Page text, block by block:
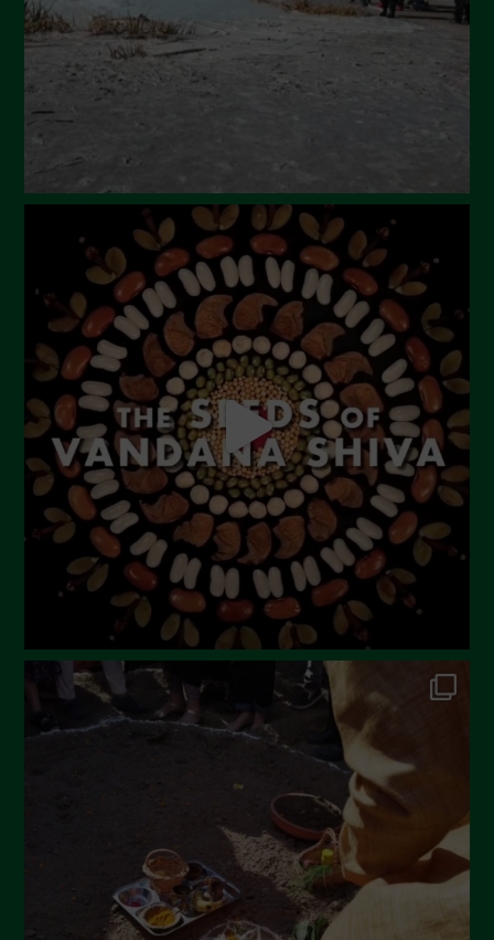
Aprile 2024
Marzo 2024
Febbraio 2024
Ottobre 2023
Settembre 2023
Agosto 2023
Luglio 2023
Giugno 2023
Maggio 2023
Aprile 2023
Marzo 2023
Febbraio 2023
Dicembre 2022
Novembre 2022
Ottobre 2022
Settembre 2022
Aprile 2022